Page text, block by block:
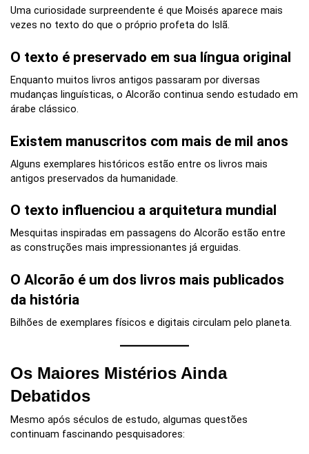
Uma curiosidade surpreendente é que Moisés aparece mais
vezes no texto do que o próprio profeta do Islã.
O texto é preservado em sua língua original
Enquanto muitos livros antigos passaram por diversas
mudanças linguísticas, o Alcorão continua sendo estudado em
árabe clássico.
Existem manuscritos com mais de mil anos
Alguns exemplares históricos estão entre os livros mais
antigos preservados da humanidade.
O texto influenciou a arquitetura mundial
Mesquitas inspiradas em passagens do Alcorão estão entre
as construções mais impressionantes já erguidas.
O Alcorão é um dos livros mais publicados
da história
Bilhões de exemplares físicos e digitais circulam pelo planeta.
Os Maiores Mistérios Ainda
Debatidos
Mesmo após séculos de estudo, algumas questões
continuam fascinando pesquisadores: